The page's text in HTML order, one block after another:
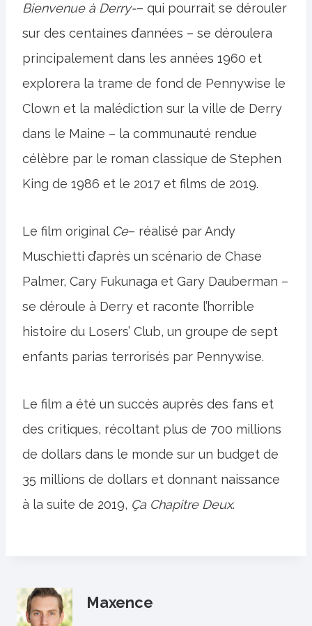
Bienvenue à Derry-– qui pourrait se dérouler
sur des centaines d’années – se déroulera
principalement dans les années 1960 et
explorera la trame de fond de Pennywise le
Clown et la malédiction sur la ville de Derry
dans le Maine – la communauté rendue
célèbre par le roman classique de Stephen
King de 1986 et le 2017 et films de 2019.
Le film original Ce– réalisé par Andy
Muschietti d’après un scénario de Chase
Palmer, Cary Fukunaga et Gary Dauberman –
se déroule à Derry et raconte l’horrible
histoire du Losers’ Club, un groupe de sept
enfants parias terrorisés par Pennywise.
Le film a été un succès auprès des fans et
des critiques, récoltant plus de 700 millions
de dollars dans le monde sur un budget de
35 millions de dollars et donnant naissance
à la suite de 2019, Ça Chapitre Deux.
Maxence